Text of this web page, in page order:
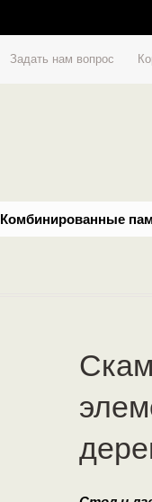
Задать нам вопрос
Комбинированные